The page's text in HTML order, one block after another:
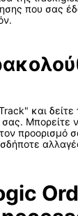
που σας
και δείτε
Μπορείτε
προορισμό